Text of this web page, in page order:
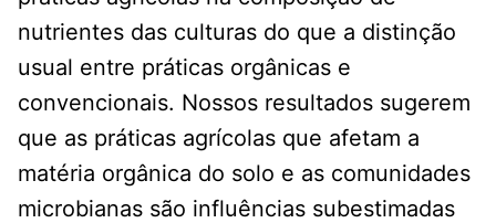
nutrientes das culturas do que a distinção
usual entre práticas orgânicas e
convencionais. Nossos resultados sugerem
que as práticas agrícolas que afetam a
matéria orgânica do solo e as comunidades
microbianas são influências subestimadas